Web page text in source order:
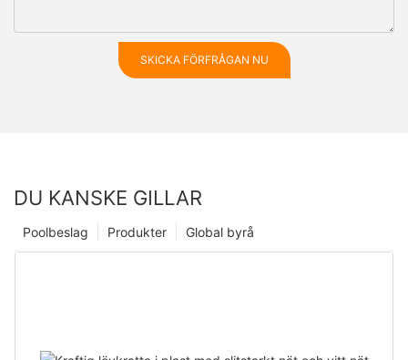
SKICKA FÖRFRÅGAN NU
DU KANSKE GILLAR
Global byrå
Produkter
Poolbeslag